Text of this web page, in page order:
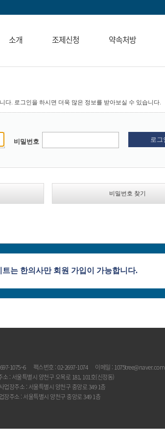
소개 조제신청 약속처방
다. 로그인을 하시면 더욱 많은 정보를 받아보실 수 있습니다.
비밀번호
비밀번호 찾기
트는 한의사만 회원 가입이 가능합니다.
1075~6 팩스번호 : 02-2697-1074 이메일 : 1075tree@naver.com
소 : 서울특별시 양천구 오목로 181, 101호(신정동)
사업장주소 : 서울특별시 양천구 중앙로 349 1층
장주소 : 서울특별시 양천구 중앙로 349 1층